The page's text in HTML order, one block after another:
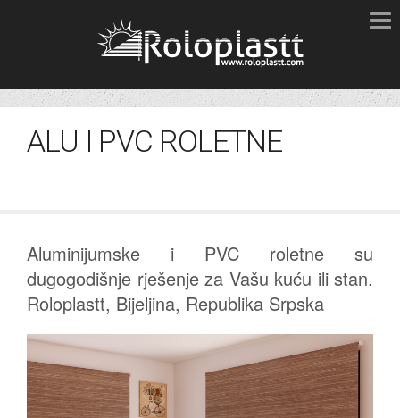
ALU I PVC ROLETNE
Aluminijumske i PVC roletne su
dugogodišnje rješenje za Vašu kuću ili stan.
Roloplastt, Bijeljina, Republika Srpska